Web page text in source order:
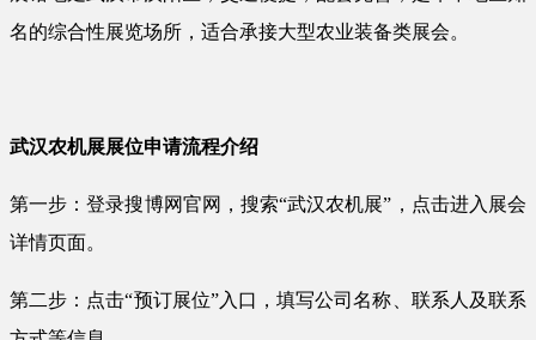
名的综合性展览场所，适合承接大型农业装备类展会。
武汉农机展展位申请流程介绍
第一步：登录搜博网官网，搜索“武汉农机展”，点击进入展会
详情页面。
第二步：点击“预订展位”入口，填写公司名称、联系人及联系